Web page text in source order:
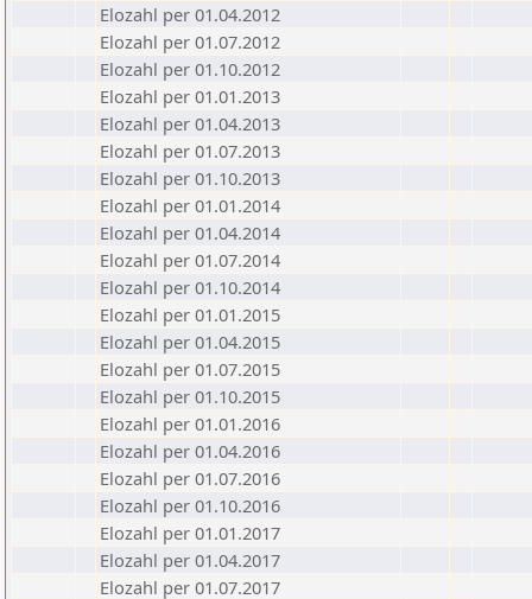
Elozahl per 01.04.2012
Elozahl per 01.07.2012
Elozahl per 01.10.2012
Elozahl per 01.01.2013
Elozahl per 01.04.2013
Elozahl per 01.07.2013
Elozahl per 01.10.2013
Elozahl per 01.01.2014
Elozahl per 01.04.2014
Elozahl per 01.07.2014
Elozahl per 01.10.2014
Elozahl per 01.01.2015
Elozahl per 01.04.2015
Elozahl per 01.07.2015
Elozahl per 01.10.2015
Elozahl per 01.01.2016
Elozahl per 01.04.2016
Elozahl per 01.07.2016
Elozahl per 01.10.2016
Elozahl per 01.01.2017
Elozahl per 01.04.2017
Elozahl per 01.07.2017